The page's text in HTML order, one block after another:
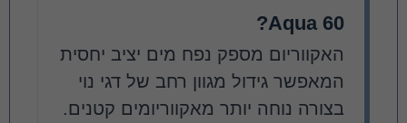
Aqua 60?
האקווריום מספק נפח מים יציב יחסית
המאפשר גידול מגוון רחב של דגי נוי
בצורה נוחה יותר מאקווריומים קטנים.